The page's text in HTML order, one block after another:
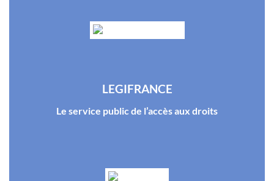
LEGIFRANCE
Le service public de l’accès aux droits